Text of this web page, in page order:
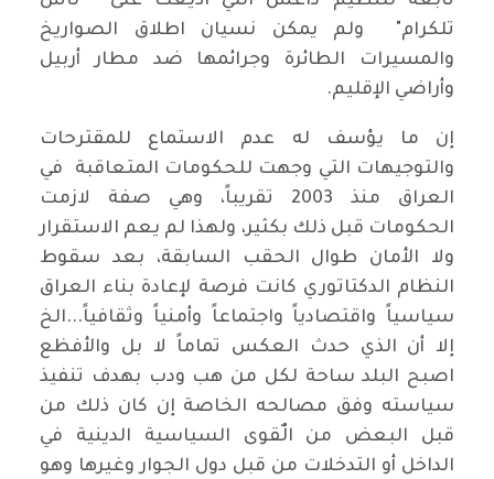
تلكرام" ولم يمكن نسيان اطلاق الصواريخ
والمسيرات الطائرة وجرائمها ضد مطار أربيل
وأراضي الإقليم.
إن ما يؤسف له عدم الاستماع للمقترحات
والتوجيهات التي وجهت للحكومات المتعاقبة في
العراق منذ 2003 تقريباً، وهي صفة لازمت
الحكومات قبل ذلك بكثير، ولهذا لم يعم الاستقرار
ولا الأمان طوال الحقب السابقة، بعد سقوط
النظام الدكتاتوري كانت فرصة لإعادة بناء العراق
سياسياً واقتصادياً واجتماعاً وأمنياً وثقافياً...الخ
إلا أن الذي حدث العكس تماماً لا بل والأفظع
اصبح البلد ساحة لكل من هب ودب بهدف تنفيذ
سياسته وفق مصالحه الخاصة إن كان ذلك من
قبل البعض من الٌقوى السياسية الدينية في
الداخل أو التدخلات من قبل دول الجوار وغيرها وهو